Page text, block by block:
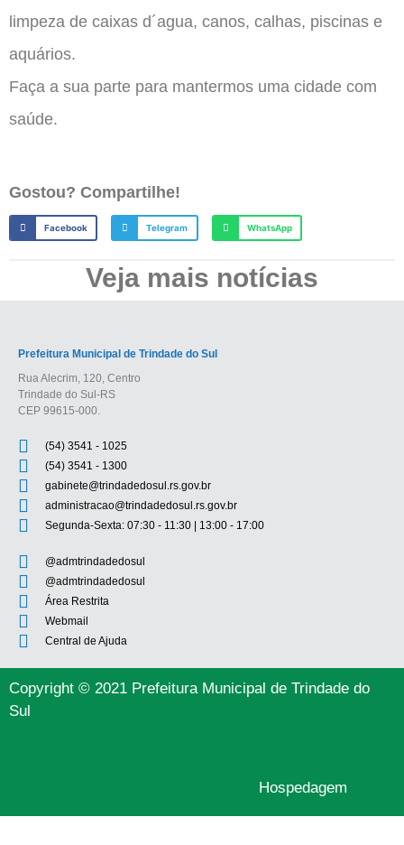
limpeza de caixas d´agua, canos, calhas, piscinas e
aquários.
Faça a sua parte para mantermos uma cidade com
saúde.
Gostou? Compartilhe!
Facebook Telegram WhatsApp
Veja mais notícias
Prefeitura Municipal de Trindade do Sul
Rua Alecrim, 120, Centro
Trindade do Sul-RS
CEP 99615-000.
(54) 3541 - 1025
(54) 3541 - 1300
gabinete@trindadedosul.rs.gov.br
administracao@trindadedosul.rs.gov.br
Segunda-Sexta: 07:30 - 11:30 | 13:00 - 17:00
@admtrindadedosul
@admtrindadedosul
Área Restrita
Webmail
Central de Ajuda
Copyright © 2021 Prefeitura Municipal de Trindade do
Sul
Hospedagem